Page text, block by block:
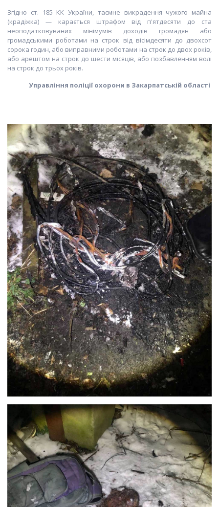
Згідно ст. 185 КК України, таємне викрадення чужого майна
(крадіжка) — карається штрафом від п'ятдесяти до ста
неоподатковуваних мінімумів доходів громадян або
громадськими роботами на строк від вісімдесяти до двохсот
сорока годин, або виправними роботами на строк до двох років,
або арештом на строк до шести місяців, або позбавленням волі
на строк до трьох років.
Управління поліції охорони в Закарпатській області